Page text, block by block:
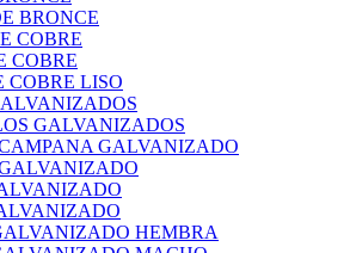
BRONCE
COBRE
COBRE
COBRE LISO
GALVANIZADOS
GALVANIZADO
HEMBRA